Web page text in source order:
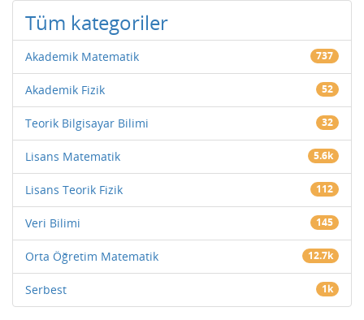
Tüm kategoriler
Akademik Matematik 737
Akademik Fizik 52
Teorik Bilgisayar Bilimi 32
Lisans Matematik 5.6k
Lisans Teorik Fizik 112
Veri Bilimi 145
Orta Öğretim Matematik 12.7k
Serbest 1k